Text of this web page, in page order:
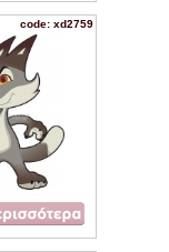
code: xd2759